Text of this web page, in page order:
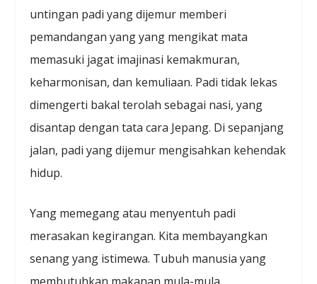
untingan padi yang dijemur memberi
pemandangan yang yang mengikat mata
memasuki jagat imajinasi kemakmuran,
keharmonisan, dan kemuliaan. Padi tidak lekas
dimengerti bakal terolah sebagai nasi, yang
disantap dengan tata cara Jepang. Di sepanjang
jalan, padi yang dijemur mengisahkan kehendak
hidup.
Yang memegang atau menyentuh padi
merasakan kegirangan. Kita membayangkan
senang yang istimewa. Tubuh manusia yang